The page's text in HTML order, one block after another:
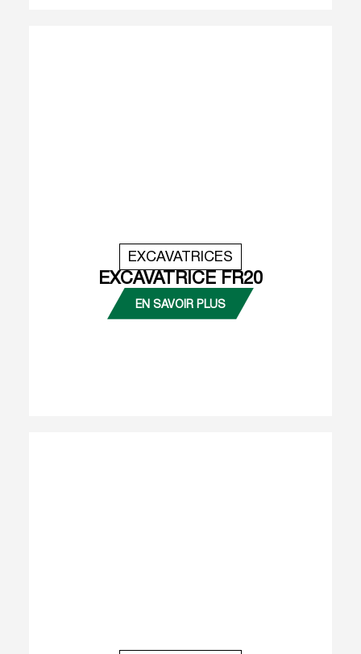
EXCAVATRICES
EXCAVATRICE FR20
EN SAVOIR PLUS